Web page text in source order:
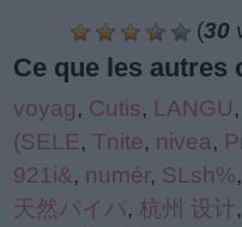
(30
Ce que les autres
voyag, Cutis, LANGU,
(SELE, Tnite, nivea,
921i&, numér, SLsh%,
天然パイパ, 杭州 设计,